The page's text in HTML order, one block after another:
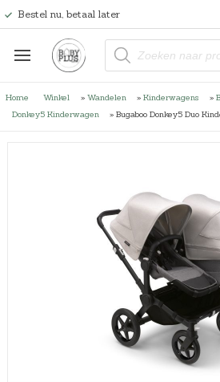
Bestel nu, betaal later
P
o
c
Home Winkel » Wandelen » Kinderwagens »
Donkey5 Kinderwagen
» Bugaboo Donkey5 Duo